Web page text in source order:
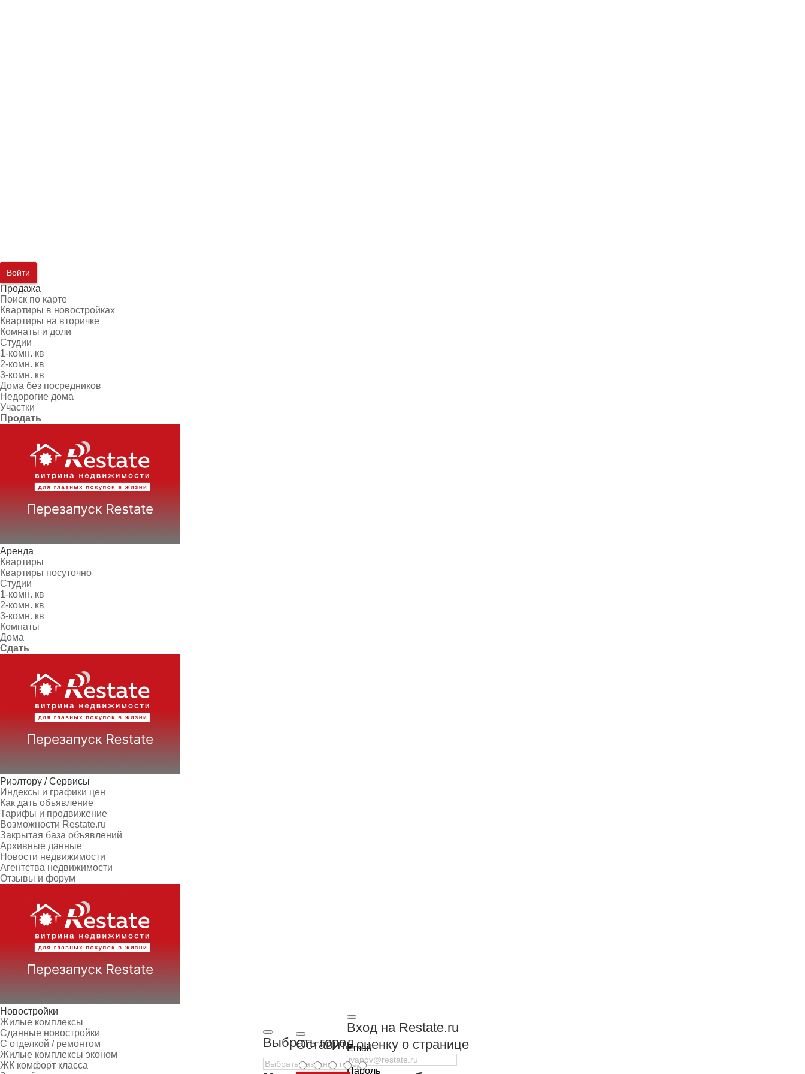
Войти
Продажа
Поиск по карте
Квартиры в новостройках
Квартиры на вторичке
Комнаты и доли
Студии
1-комн. кв
2-комн. кв
3-комн. кв
Дома без посредников
Недорогие дома
Участки
Продать
Аренда
Квартиры
Квартиры посуточно
Студии
1-комн. кв
2-комн. кв
3-комн. кв
Комнаты
Дома
Сдать
Риэлтору / Сервисы
Индексы и графики цен
Как дать объявление
Тарифы и продвижение
Возможности Restate.ru
Закрытая база объявлений
Архивные данные
Новости недвижимости
Агентства недвижимости
Отзывы и форум
Новостройки
Жилые комплексы
Сданные новостройки
С отделкой / ремонтом
Жилые комплексы эконом
ЖК комфорт класса
Выбрать город
Вход на Restate.ru
Email
Пароль
Оставить оценку о странице